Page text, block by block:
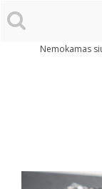
Nemokamas